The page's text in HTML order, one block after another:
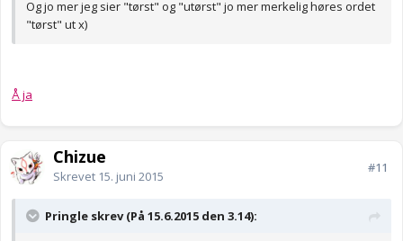
Og jo mer jeg sier "tørst" og "utørst" jo mer merkelig høres ordet
"tørst" ut x)
Å ja
Chizue
Skrevet 15. juni 2015
#11
Pringle skrev (På 15.6.2015 den 3.14):